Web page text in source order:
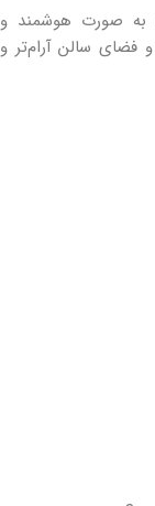
به صورت هوشمند و
فضای سالن آرام‌تر و